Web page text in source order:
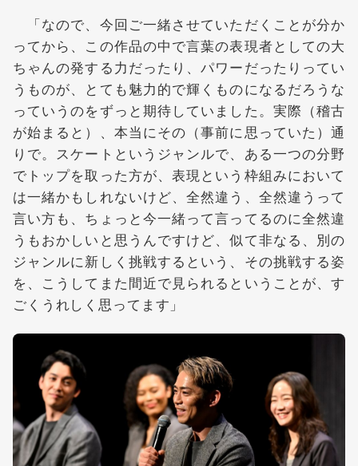
「なので、今回ご一緒させていただくことが分か
ってから、この作品の中で言葉の表現者としての大
ちゃんの発する力だったり、パワーだったりってい
うものが、とても魅力的で輝くものになるだろうな
っていうのをずっと期待していました。実際（稽古
が始まると）、本当にその（事前に思っていた）通
りで。スケートというジャンルで、ある一つの分野
でトップを取った方が、表現という枠組みにおいて
は一緒かもしれないけど、全然違う、全然違うって
言い方も、ちょっと今一緒って言ってるのに全然違
うもおかしいと思うんですけど、似て非なる、別の
ジャンルに新しく挑戦するという、その挑戦する姿
を、こうしてまた間近で見られるということが、す
ごくうれしく思ってます」